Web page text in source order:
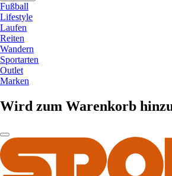
Fußball
Lifestyle
Laufen
Reiten
Wandern
Sportarten
Outlet
Marken
Wird zum Warenkorb